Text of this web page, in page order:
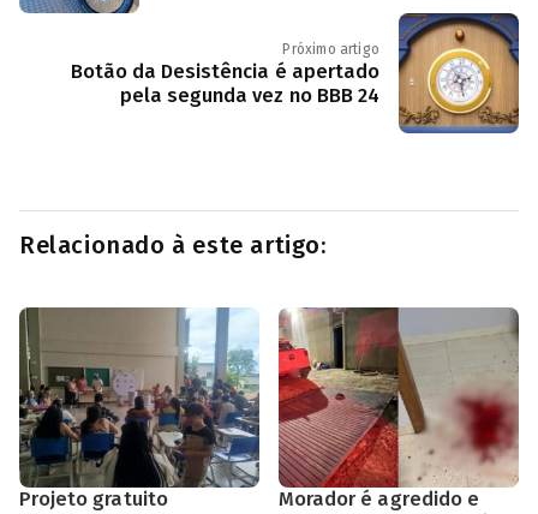
Próximo artigo
Botão da Desistência é apertado
pela segunda vez no BBB 24
Relacionado à este artigo:
Projeto gratuito
Morador é agredido e